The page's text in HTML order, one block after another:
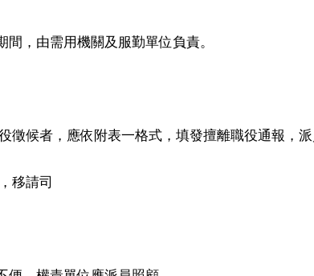
，由需用機關及服勤單位負責。
徵候者，應依附表一格式，填發擅離職役通報，
移請司